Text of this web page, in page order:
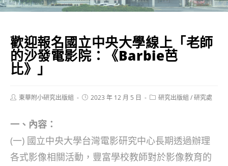
歡迎報名國立中央大學線上「老師
的沙發電影院：《Barbie芭
比》」
Post東華附小研究出版組
Post2023 年 12 月 5 日
Post研究出版組 /研究處
一、內容：
(一) 國立中央大學台灣電影研究中心長期透過辦理
各式影像相關活動，豐富學校教師對於影像教育的